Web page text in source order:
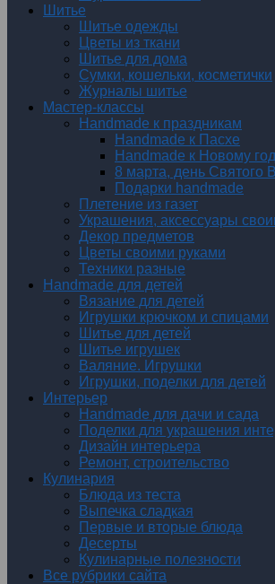
Шитье
Шитье одежды
Цветы из ткани
Шитье для дома
Сумки, кошельки, косметички
Журналы шитье
Мастер-классы
Handmade к праздникам
Handmade к Пасхе
Handmade к Новому
8 марта, день Святого
Подарки handmade
Плетение из газет
Украшения, аксессуары
Декор предметов
Цветы своими руками
Техники разные
Handmade для детей
Вязание для детей
Игрушки крючком и спицами
Шитье для детей
Шитье игрушек
Валяние. Игрушки
Игрушки, поделки для детей
Интерьер
Handmade для дачи и сада
Поделки для украшения
Дизайн интерьера
Ремонт, строительство
Кулинария
Блюда из теста
Выпечка сладкая
Первые и вторые блюда
Десерты
Кулинарные полезности
Все рубрики сайта